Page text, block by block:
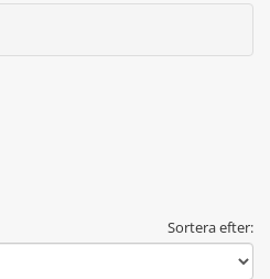
Sortera efter: